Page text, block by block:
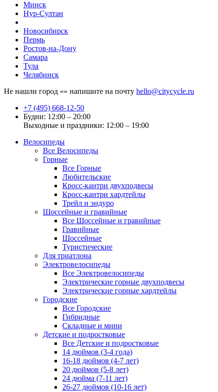
Минск
Нур-Султан
Новосибирск
Пермь
Ростов-на-Дону
Самара
Тула
Челябинск
Не нашли город «» напишите на почту hello@citycycle.ru
+7 (495) 668-12-50
Будни: 12:00 – 20:00
Выходные и праздники: 12:00 – 19:00
Велосипеды
Все Велосипеды
Горные
Все Горные
Любительские
Кросс-кантри двухподвесы
Кросс-кантри хардтейлы
Трейл и эндуро
Шоссейные и гравийные
Все Шоссейные и гравийные
Гравийные
Шоссейные
Туристические
Для триатлона
Электровелосипеды
Все Электровелосипеды
Электрические горные двухподвесы
Электрические горные хардтейлы
Городские
Все Городские
Гибридные
Складные и мини
Детские и подростковые
Все Детские и подростковые
14 дюймов (3-4 года)
16-18 дюймов (4-7 лет)
20 дюймов (5-8 лет)
24 дюйма (7-11 лет)
26-27 дюймов (10-16 лет)